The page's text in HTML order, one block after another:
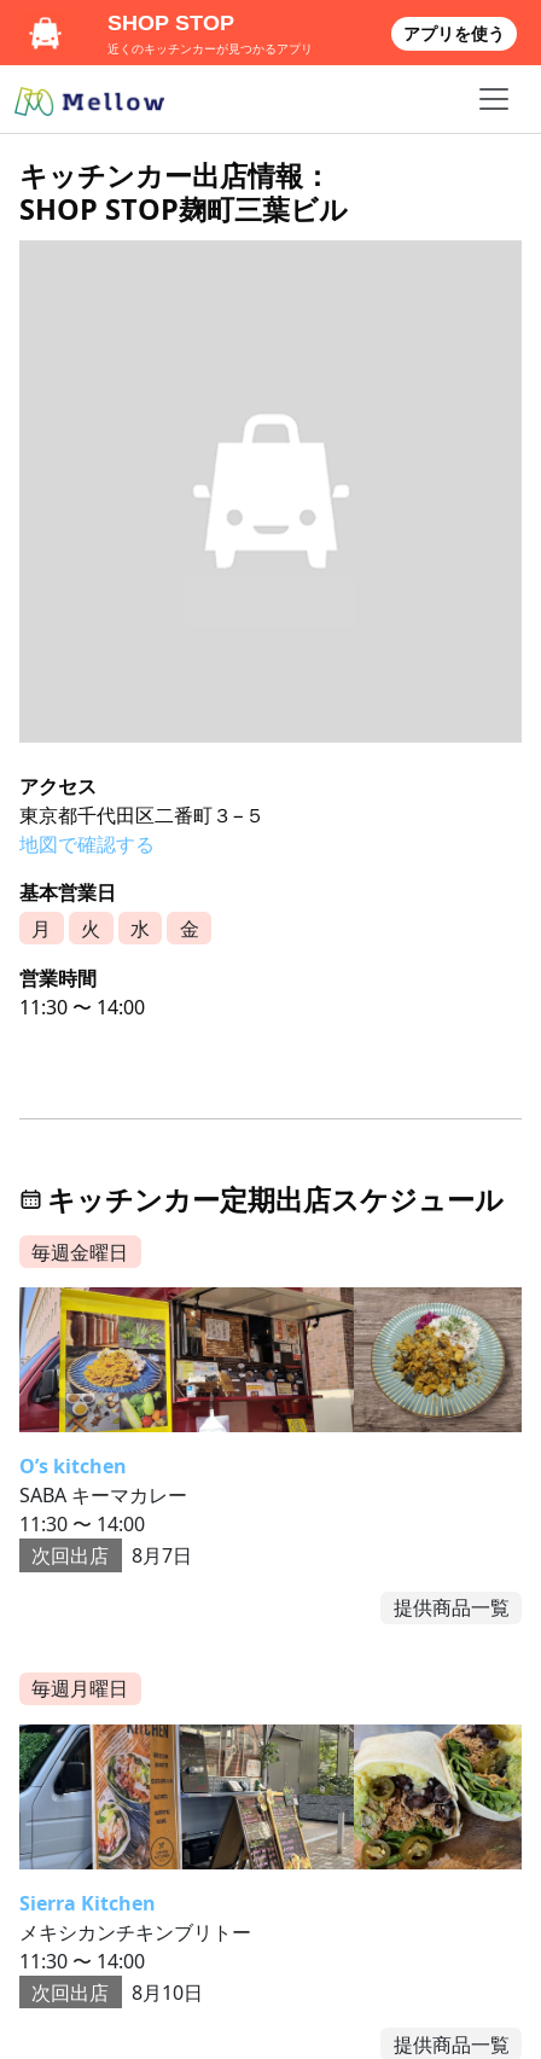
キッチンカー出店情報：
SHOP STOP麹町三葉ビル
アクセス
東京都千代田区二番町３−５
地図で確認する
基本営業日
月
火 水
金
営業時間
11:30 〜 14:00
キッチンカー定期出店スケジュール
毎週金曜日
O’s kitchen
SABA キーマカレー
11:30 〜 14:00
次回出店
8月7日
提供商品一覧
毎週月曜日
Sierra Kitchen
メキシカンチキンブリトー
11:30 〜 14:00
次回出店
8月10日
提供商品一覧
SHOP STOP
近くのキッチンカーが見つかるアプリ
アプリを使う